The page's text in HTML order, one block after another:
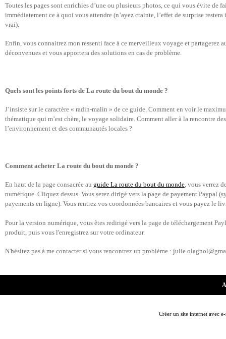
Toutes les pages sont enrichies d’une ou plusieurs photos, ce qui vous évite de
immédiatement ce à quoi vous attendre (n’ayez crainte, l’effet de surprise
vrai).
Enfin, vous connaitrez mon ressenti face à ce merveilleux voyage et partagerez
déconvenues et vous apportera des solutions en cas de problème.
Quels sont les points forts de La route du bout du monde ?
J’insiste sur le caractère « radin-malin » de ce guide. Comment en voir le
thématique qui m’est chère, le voyage solidaire. Comment aller à la rencontre
l’environnement et des communautés locales ?
Comment acheter La route du bout du monde ?
En haut de la page consacrée au guide La route du bout du monde, vous verrez
numérique. Cliquez dessus. Vous serez dirigé vers la page de payement Paypal
payements en ligne). Vous rentrez vos coordonnées bancaires et vous payez le
Pour la version numérique, vous êtes redirigé vers la page de téléchargement
produit, puis vous l'enregistrez sur votre ordinateur.
N'hésitez pas à me contacter si vous rencontrez un problème :
Créer un site internet avec